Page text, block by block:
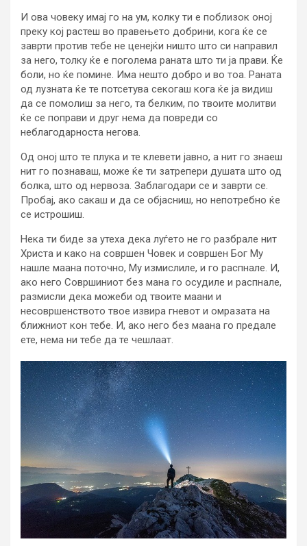
И ова човеку имај го на ум, колку ти е поблизок оној
преку кој растеш во правењето добрини, кога ќе се
заврти против тебе не ценејќи ништо што си направил
за него, толку ќе е поголема раната што ти ја прави. Ќе
боли, но ќе помине. Има нешто добро и во тоа. Раната
од лузната ќе те потсетува секогаш кога ќе ја видиш
да се помолиш за него, та белким, по твоите молитви
ќе се поправи и друг нема да повреди со
неблагодарноста негова.
Од оној што те плука и те клевети јавно, а нит го знаеш
нит го познаваш, може ќе ти затрепери душата што од
болка, што од нервоза. Заблагодари се и заврти се.
Пробај, ако сакаш и да се објасниш, но непотребно ќе
се истрошиш.
Нека ти биде за утеха дека луѓето не го разбрале нит
Христа и како на совршен Човек и совршен Бог Му
нашле маана поточно, Му измислиле, и го распнале. И,
ако него Совршиниот без мана го осудиле и распнале,
размисли дека можеби од твоите маани и
несовршенството твое извира гневот и омразата на
ближниот кон тебе. И, ако него без маана го предале
ете, нема ни тебе да те чешлаат.